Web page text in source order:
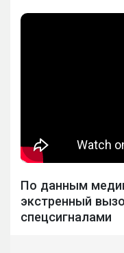
По данным
экстренный
спецсигналами